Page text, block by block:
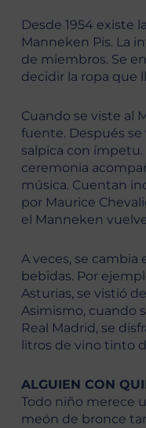
Desde 1954 existe
Manneken Pis. La
de miembros. Se
decidir la ropa que
Cuando se viste al
fuente. Después
salpica con
ceremonia
música. Cuentan
por Maurice
el Manneken
A veces, se
bebidas. Por
Asturias, se vistió
Asimismo, cuando
Real Madrid, se
litros de vino tinto
ALGUIEN CON
Todo niño merece
meón de bronce